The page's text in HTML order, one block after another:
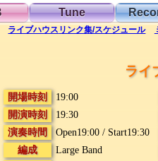
Tune
ライブハウス リンク集/スケジュール
ライ
開場時刻
19:00
開演時刻
19:30
演奏時間
Open19:00 / Start19:30
編成
Large Band